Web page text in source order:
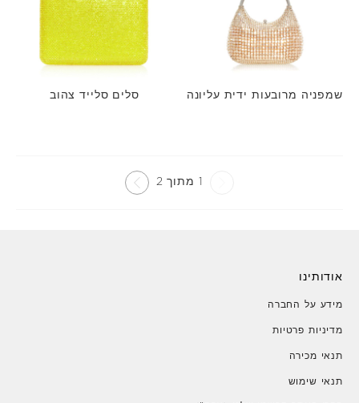
שמפניה מרובעות ידית עליונה סלים סלייד צהוב
1 מתוך 2
אודותינו
מידע על החברה
מדיניות פרטיות
תנאי מכירה
תנאי שימוש